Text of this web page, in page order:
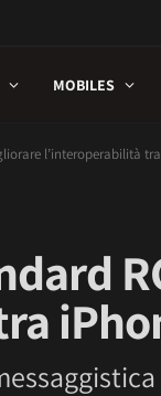
MOBILES
l’interoperabilità